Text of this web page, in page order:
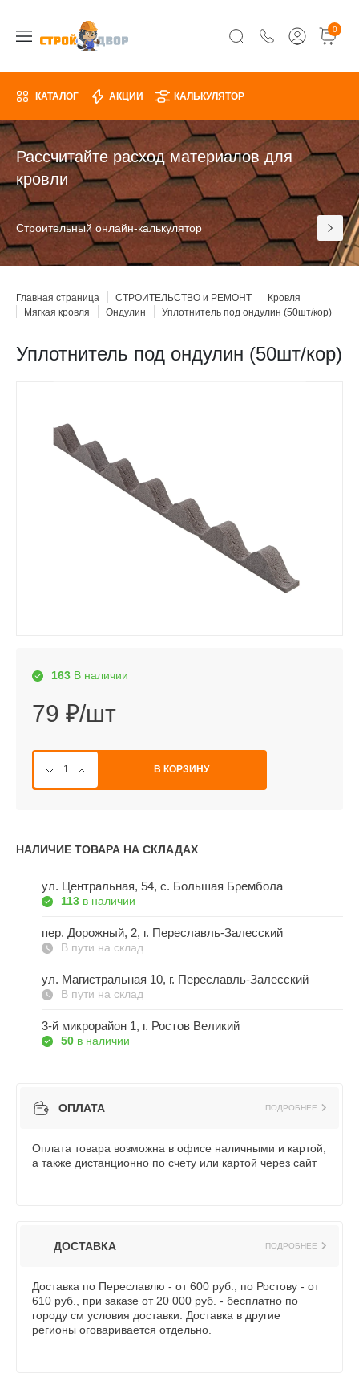
0
КАТАЛОГ АКЦИИ КАЛЬКУЛЯТОР
Рассчитайте расход материалов для
кровли
Строительный онлайн-калькулятор
Главная страница СТРОИТЕЛЬСТВО и РЕМОНТ
Кровля
Мягкая кровля
Ондулин Уплотнитель под ондулин (50шт/кор)
Уплотнитель под ондулин (50шт/кор)
163 В наличии
79 ₽/шт
В КОРЗИНУ
НАЛИЧИЕ ТОВАРА НА СКЛАДАХ
ул. Центральная, 54, c. Большая Брембола
113 в наличии
пер. Дорожный, 2, г. Переславль-Залесский
В пути на склад
ул. Магистральная 10, г. Переславль-Залесский
В пути на склад
3-й микрорайон 1, г. Ростов Великий
50 в наличии
ОПЛАТА ПОДРОБНЕЕ
Оплата товара возможна в офисе наличными и картой,
а также дистанционно по счету или картой через сайт
ДОСТАВКА ПОДРОБНЕЕ
Доставка по Переславлю - от 600 руб., по Ростову - от
610 руб., при заказе от 20 000 руб. - бесплатно по
городу см условия доставки. Доставка в другие
регионы оговаривается отдельно.